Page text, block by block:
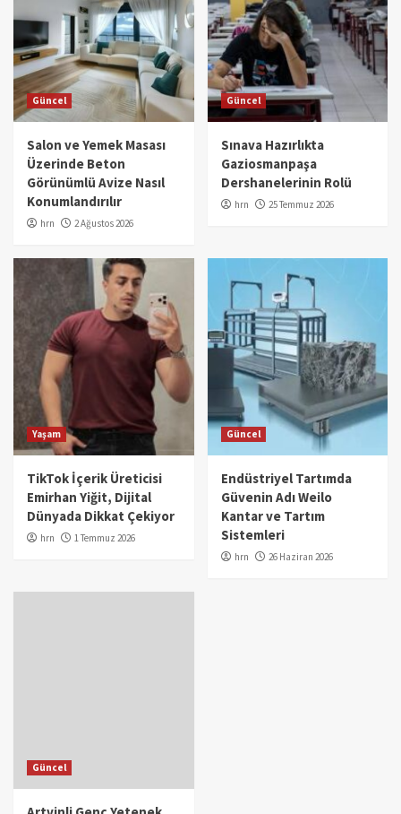
Güncel
Salon ve Yemek Masası
Üzerinde Beton
Görünümlü Avize Nasıl
Konumlandırılır
hrn 2 Ağustos 2026
Güncel
Sınava Hazırlıkta
Gaziosmanpaşa
Dershanelerinin Rolü
hrn 25 Temmuz 2026
Yaşam
TikTok İçerik Üreticisi
Emirhan Yiğit, Dijital
Dünyada Dikkat Çekiyor
hrn 1 Temmuz 2026
Güncel
Endüstriyel Tartımda
Güvenin Adı Weilo
Kantar ve Tartım
Sistemleri
hrn 26 Haziran 2026
Güncel